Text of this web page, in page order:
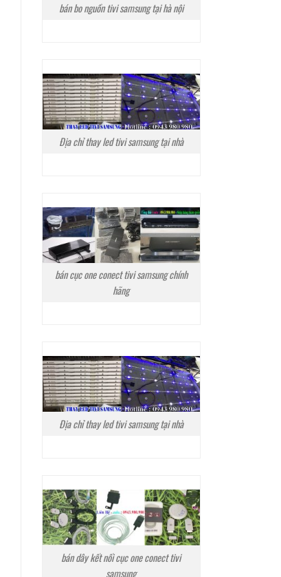
bán bo nguồn tivi samsung tại hà nội
Địa chỉ thay led tivi samsung tại nhà
bán cục one conect tivi samsung chính
hãng
Địa chỉ thay led tivi samsung tại nhà
bán dây kết nối cục one conect tivi
samsung